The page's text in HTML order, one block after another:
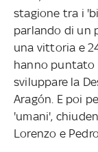
stagione tra i
parlando di un
una vittoria e
hanno puntato
sviluppare la
Aragón. E poi
'umani',
Lorenzo e